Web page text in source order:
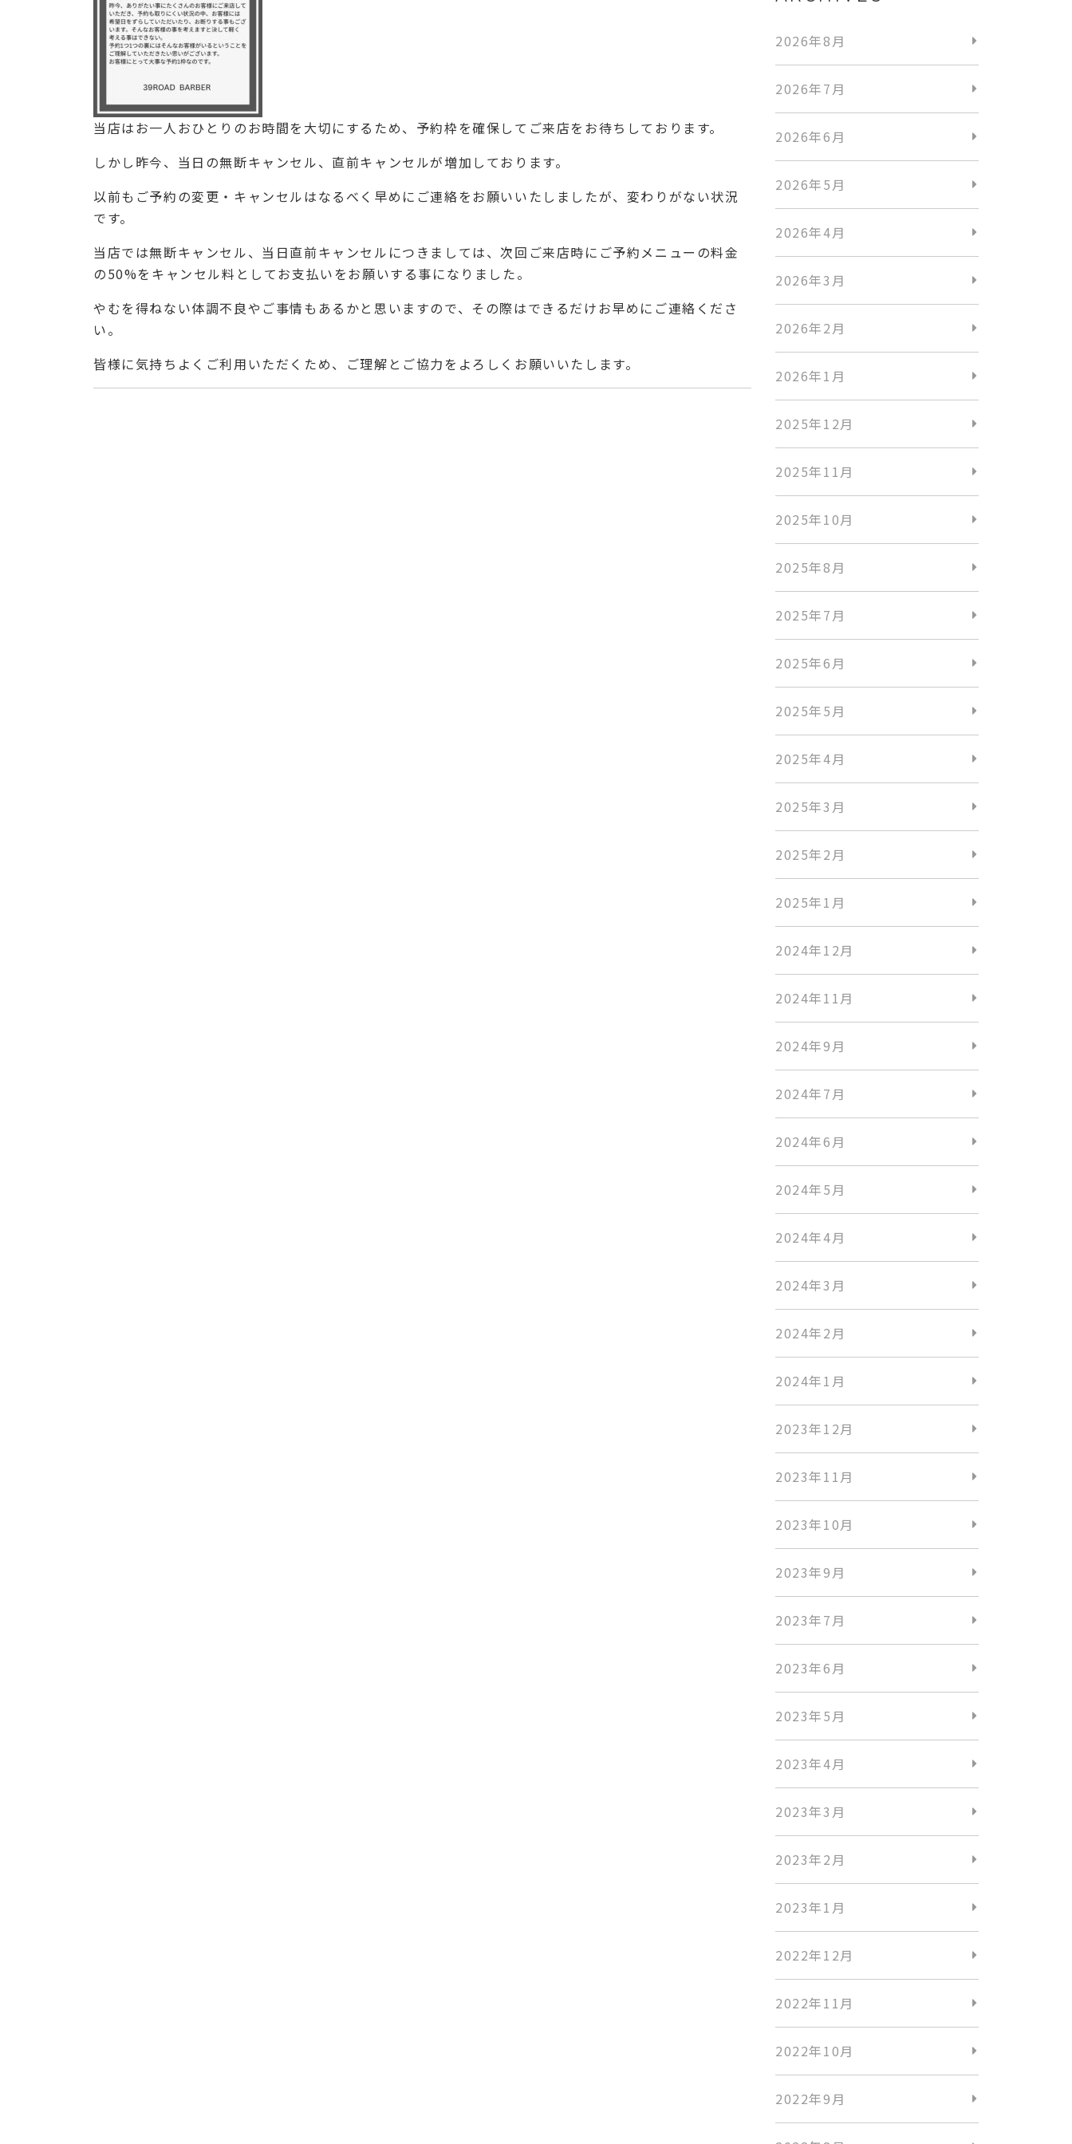
当店はお一人おひとりのお時間を大切にするため、予約枠を確保してご来店をお待ちしております。
しかし昨今、当日の無断キャンセル、直前キャンセルが増加しております。
以前もご予約の変更・キャンセルはなるべく早めにご連絡をお願いいたしましたが、変わりがない状況
です。
当店では無断キャンセル、当日直前キャンセルにつきましては、次回ご来店時にご予約メニューの料金
の50%をキャンセル料としてお支払いをお願いする事になりました。
やむを得ねない体調不良やご事情もあるかと思いますので、その際はできるだけお早めにご連絡くださ
い。
皆様に気持ちよくご利用いただくため、ご理解とご協力をよろしくお願いいたします。
2026年8月
2026年7月
2026年6月
2026年5月
2026年4月
2026年3月
2026年2月
2026年1月
2025年12月
2025年11月
2025年10月
2025年8月
2025年7月
2025年6月
2025年5月
2025年4月
2025年3月
2025年2月
2025年1月
2024年12月
2024年11月
2024年9月
2024年7月
2024年6月
2024年5月
2024年4月
2024年3月
2024年2月
2024年1月
2023年12月
2023年11月
2023年10月
2023年9月
2023年7月
2023年6月
2023年5月
2023年4月
2023年3月
2023年2月
2023年1月
2022年12月
2022年11月
2022年10月
2022年9月